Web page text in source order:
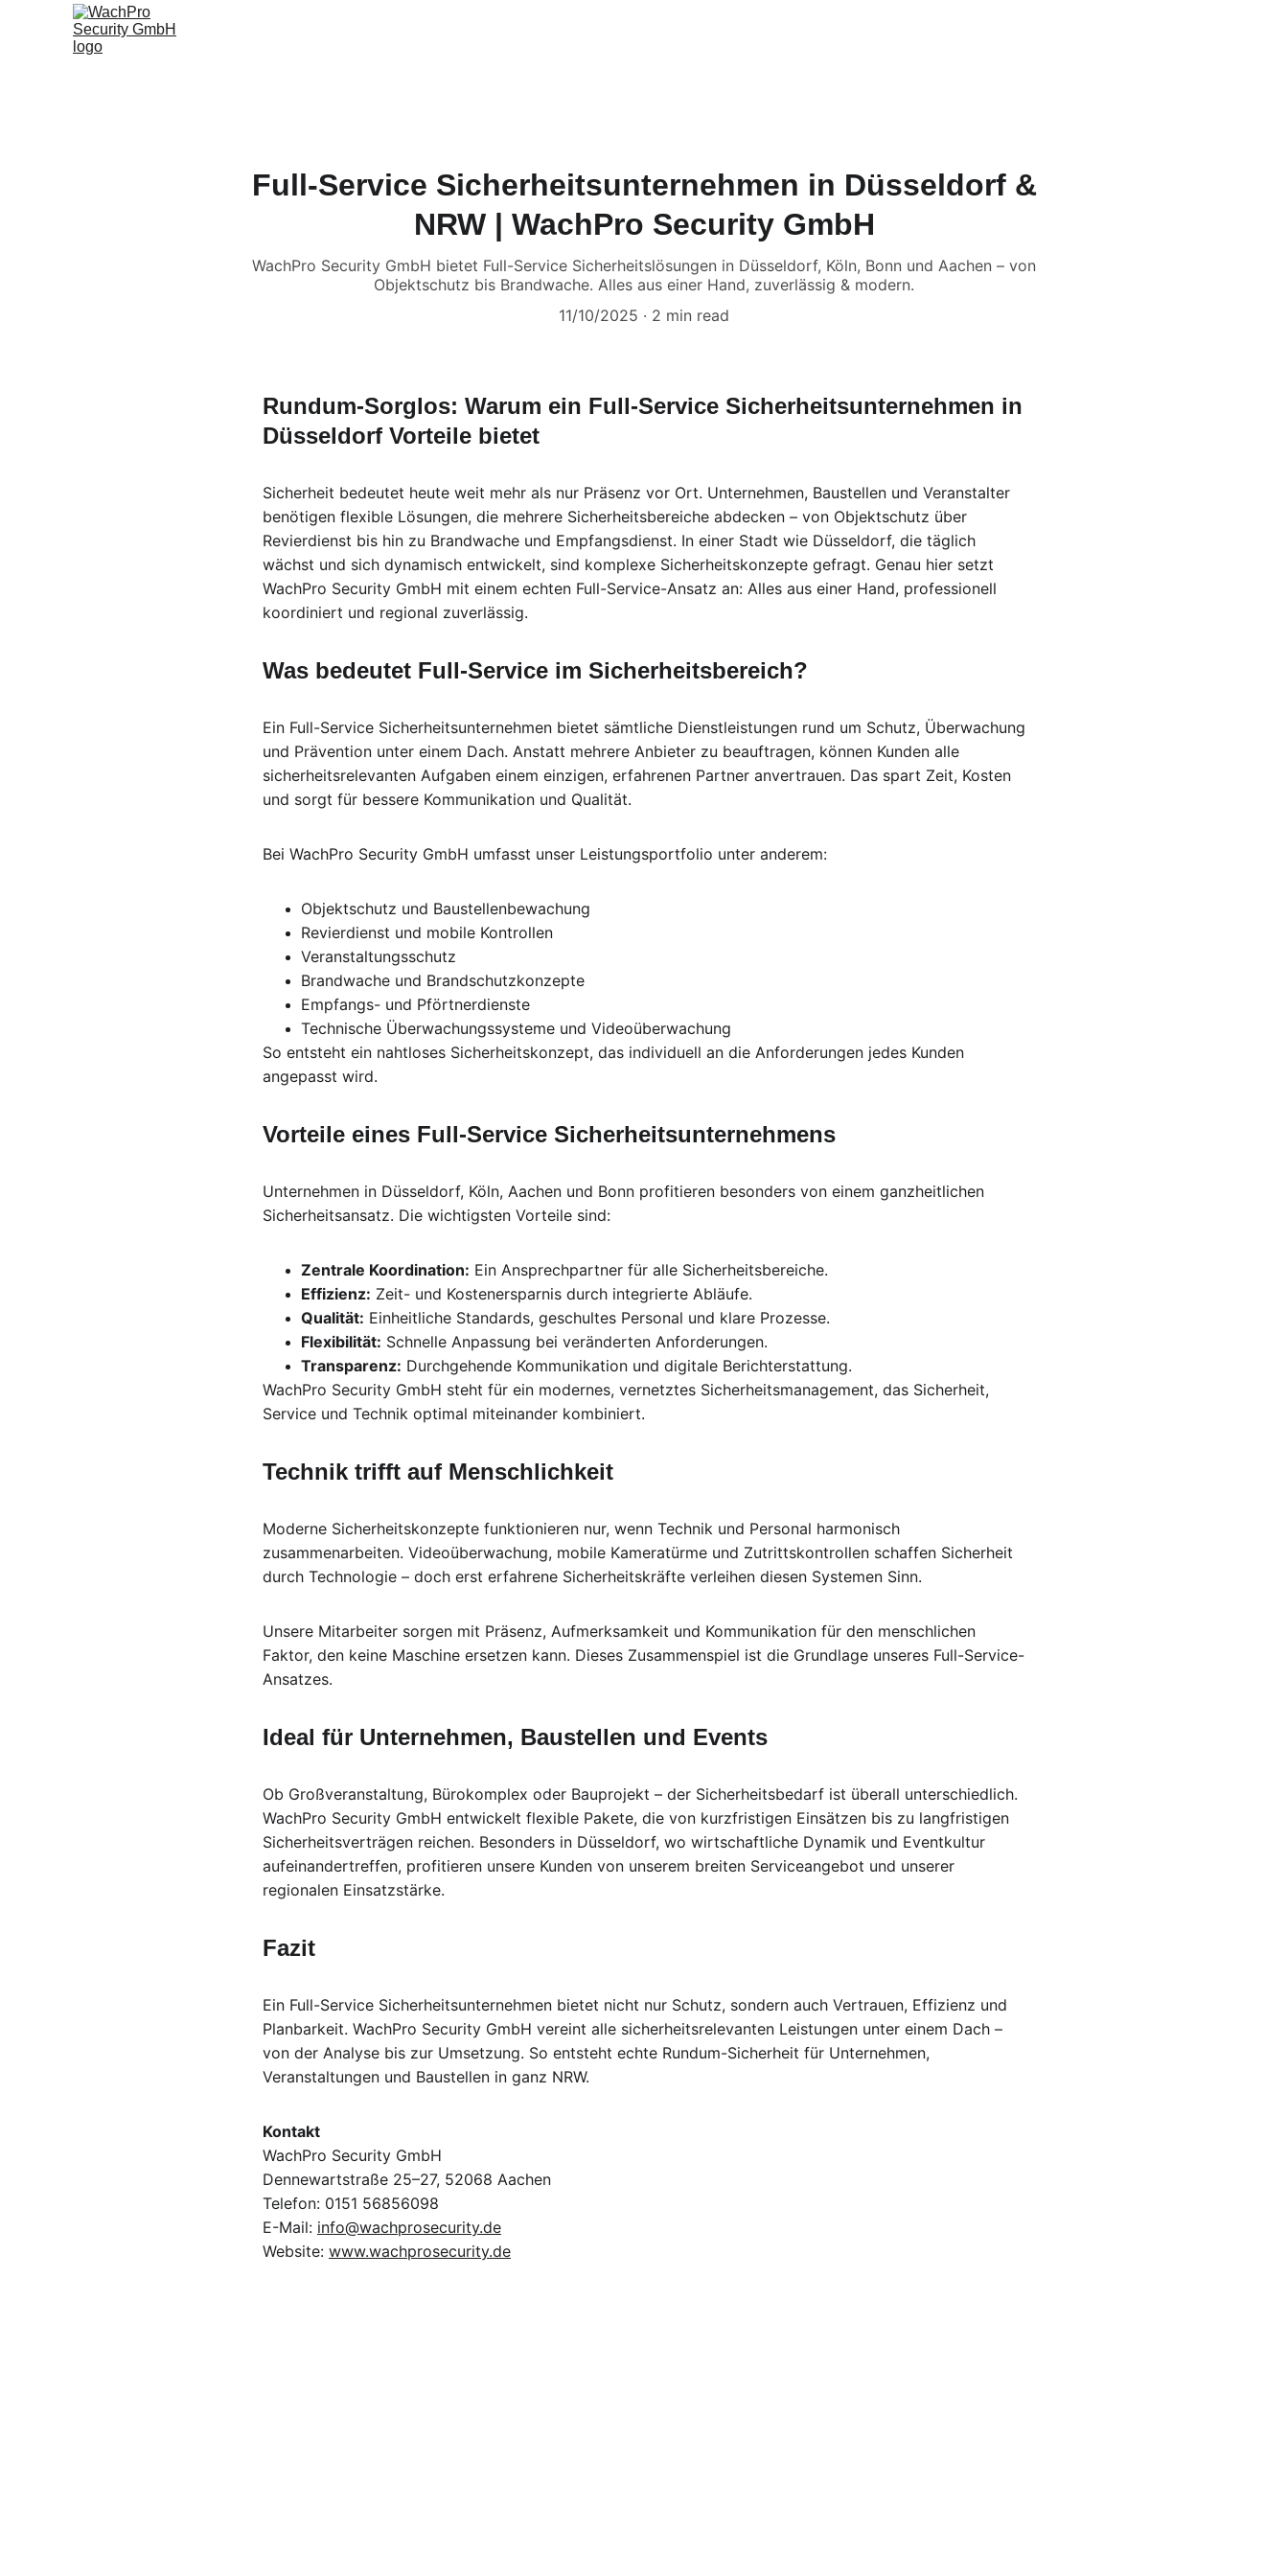
Full-Service Sicherheitsunternehmen in Düsseldorf &
NRW | WachPro Security GmbH
WachPro Security GmbH bietet Full-Service Sicherheitslösungen in Düsseldorf, Köln, Bonn und Aachen – von
Objektschutz bis Brandwache. Alles aus einer Hand, zuverlässig & modern.
11/10/2025
2 min read
Rundum-Sorglos: Warum ein Full-Service Sicherheitsunternehmen in
Düsseldorf Vorteile bietet
Sicherheit bedeutet heute weit mehr als nur Präsenz vor Ort. Unternehmen, Baustellen und Veranstalter
benötigen flexible Lösungen, die mehrere Sicherheitsbereiche abdecken – von Objektschutz über
Revierdienst bis hin zu Brandwache und Empfangsdienst. In einer Stadt wie Düsseldorf, die täglich
wächst und sich dynamisch entwickelt, sind komplexe Sicherheitskonzepte gefragt. Genau hier setzt
WachPro Security GmbH mit einem echten Full-Service-Ansatz an: Alles aus einer Hand, professionell
koordiniert und regional zuverlässig.
Was bedeutet Full-Service im Sicherheitsbereich?
Ein Full-Service Sicherheitsunternehmen bietet sämtliche Dienstleistungen rund um Schutz, Überwachung
und Prävention unter einem Dach. Anstatt mehrere Anbieter zu beauftragen, können Kunden alle
sicherheitsrelevanten Aufgaben einem einzigen, erfahrenen Partner anvertrauen. Das spart Zeit, Kosten
und sorgt für bessere Kommunikation und Qualität.
Bei WachPro Security GmbH umfasst unser Leistungsportfolio unter anderem:
Objektschutz und Baustellenbewachung
Revierdienst und mobile Kontrollen
Veranstaltungsschutz
Brandwache und Brandschutzkonzepte
Empfangs- und Pförtnerdienste
Technische Überwachungssysteme und Videoüberwachung
So entsteht ein nahtloses Sicherheitskonzept, das individuell an die Anforderungen jedes Kunden
angepasst wird.
Vorteile eines Full-Service Sicherheitsunternehmens
Unternehmen in Düsseldorf, Köln, Aachen und Bonn profitieren besonders von einem ganzheitlichen
Sicherheitsansatz. Die wichtigsten Vorteile sind:
Zentrale Koordination: Ein Ansprechpartner für alle Sicherheitsbereiche.
Effizienz: Zeit- und Kostenersparnis durch integrierte Abläufe.
Qualität: Einheitliche Standards, geschultes Personal und klare Prozesse.
Flexibilität: Schnelle Anpassung bei veränderten Anforderungen.
Transparenz: Durchgehende Kommunikation und digitale Berichterstattung.
WachPro Security GmbH steht für ein modernes, vernetztes Sicherheitsmanagement, das Sicherheit,
Service und Technik optimal miteinander kombiniert.
Technik trifft auf Menschlichkeit
Moderne Sicherheitskonzepte funktionieren nur, wenn Technik und Personal harmonisch
zusammenarbeiten. Videoüberwachung, mobile Kameratürme und Zutrittskontrollen schaffen Sicherheit
durch Technologie – doch erst erfahrene Sicherheitskräfte verleihen diesen Systemen Sinn.
Unsere Mitarbeiter sorgen mit Präsenz, Aufmerksamkeit und Kommunikation für den menschlichen
Faktor, den keine Maschine ersetzen kann. Dieses Zusammenspiel ist die Grundlage unseres Full-Service-
Ansatzes.
Ideal für Unternehmen, Baustellen und Events
Ob Großveranstaltung, Bürokomplex oder Bauprojekt – der Sicherheitsbedarf ist überall unterschiedlich.
WachPro Security GmbH entwickelt flexible Pakete, die von kurzfristigen Einsätzen bis zu langfristigen
Sicherheitsverträgen reichen. Besonders in Düsseldorf, wo wirtschaftliche Dynamik und Eventkultur
aufeinandertreffen, profitieren unsere Kunden von unserem breiten Serviceangebot und unserer
regionalen Einsatzstärke.
Fazit
Ein Full-Service Sicherheitsunternehmen bietet nicht nur Schutz, sondern auch Vertrauen, Effizienz und
Planbarkeit. WachPro Security GmbH vereint alle sicherheitsrelevanten Leistungen unter einem Dach –
von der Analyse bis zur Umsetzung. So entsteht echte Rundum-Sicherheit für Unternehmen,
Veranstaltungen und Baustellen in ganz NRW.
Kontakt
WachPro Security GmbH
Dennewartstraße 25–27, 52068 Aachen
Telefon: 0151 56856098
E-Mail: info@wachprosecurity.de
Website: www.wachprosecurity.de